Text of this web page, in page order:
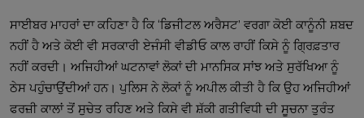
ਸਾਈਬਰ ਮਾਹਰਾਂ ਦਾ ਕਹਿਣਾ ਹੈ ਕਿ ‘ਡਿਜੀਟਲ ਅਰੈਸਟ’ ਵਰਗਾ ਕੋਈ ਕਾਨੂੰਨੀ ਸ਼ਬਦ
ਨਹੀਂ ਹੈ ਅਤੇ ਕੋਈ ਵੀ ਸਰਕਾਰੀ ਏਜੰਸੀ ਵੀਡੀਓ ਕਾਲ ਰਾਹੀਂ ਕਿਸੇ ਨੂੰ ਗ੍ਰਿਫ਼ਤਾਰ
ਨਹੀਂ ਕਰਦੀ। ਅਜਿਹੀਆਂ ਘਟਨਾਵਾਂ ਲੋਕਾਂ ਦੀ ਮਾਨਸਿਕ ਸਾਂਝ ਅਤੇ ਸੁਰੱਖਿਆ ਨੂੰ
ਠੇਸ ਪਹੁੰਚਾਉਂਦੀਆਂ ਹਨ। ਪੁਲਿਸ ਨੇ ਲੋਕਾਂ ਨੂੰ ਅਪੀਲ ਕੀਤੀ ਹੈ ਕਿ ਉਹ ਅਜਿਹੀਆਂ
ਫਰਜ਼ੀ ਕਾਲਾਂ ਤੋਂ ਸੁਚੇਤ ਰਹਿਣ ਅਤੇ ਕਿਸੇ ਵੀ ਸ਼ੱਕੀ ਗਤੀਵਿਧੀ ਦੀ ਸੂਚਨਾ ਤੁਰੰਤ